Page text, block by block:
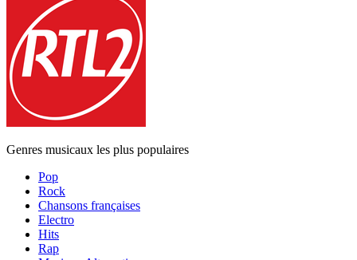
Genres musicaux les plus populaires
Pop
Rock
Chansons françaises
Electro
Hits
Rap